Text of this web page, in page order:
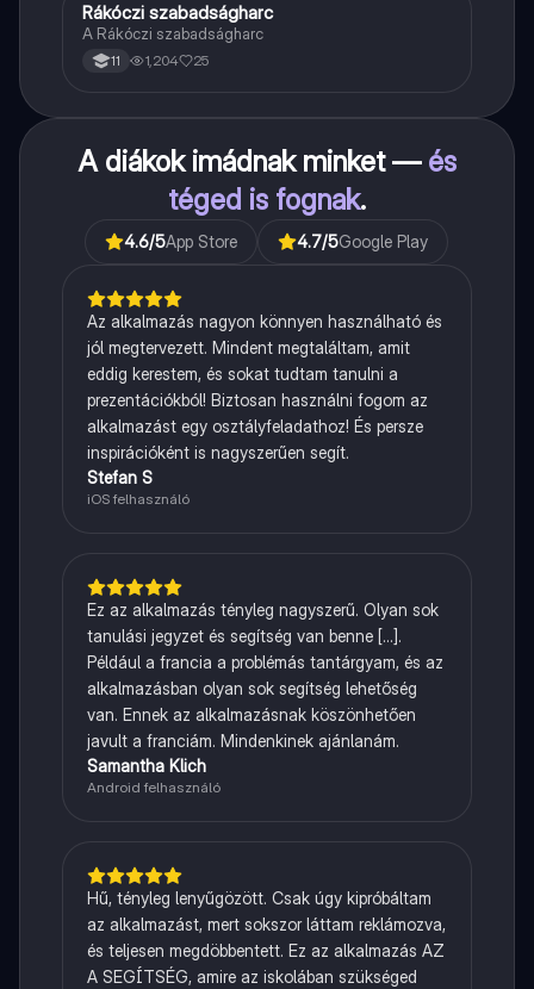
Töri
Rákóczi szabadságharc
A Rákóczi szabadságharc
11 1,204 25
A diákok imádnak minket — és
téged is fognak.
4.6/5App Store 4.7/5Google Play
Az alkalmazás nagyon könnyen használható és
jól megtervezett. Mindent megtaláltam, amit
eddig kerestem, és sokat tudtam tanulni a
prezentációkból! Biztosan használni fogom az
alkalmazást egy osztályfeladathoz! És persze
inspirációként is nagyszerűen segít.
Stefan S
iOS felhasználó
Ez az alkalmazás tényleg nagyszerű. Olyan sok
tanulási jegyzet és segítség van benne [...].
Például a francia a problémás tantárgyam, és az
alkalmazásban olyan sok segítség lehetőség
van. Ennek az alkalmazásnak köszönhetően
javult a franciám. Mindenkinek ajánlanám.
Samantha Klich
Android felhasználó
Hű, tényleg lenyűgözött. Csak úgy kipróbáltam
az alkalmazást, mert sokszor láttam reklámozva,
és teljesen megdöbbentett. Ez az alkalmazás AZ
A SEGÍTSÉG, amire az iskolában szükséged